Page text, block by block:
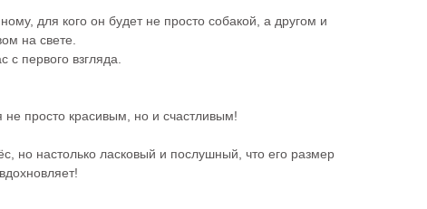
для кого он будет не просто собакой, а другом и
на свете.
с первого взгляда.
не просто красивым, но и счастливым!
но настолько ласковый и послушный, что его размер